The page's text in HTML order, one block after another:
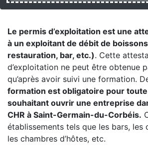
Le permis d’exploitation est une
à un exploitant de débit de
restauration, bar, etc.). Cette
d’exploitation ne peut être obtenue
qu’après avoir suivi une formation.
formation est obligatoire pour
souhaitant ouvrir une entreprise
CHR à Saint-Germain-du-Corbéis.
établissements tels que les bars, les
les chambres d’hôtes, etc.